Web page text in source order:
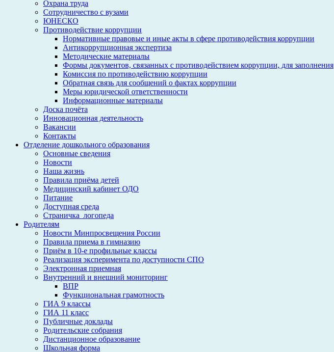
Охрана труда
Сотрудничество с вузами
ЮНЕСКО
Противодействие коррупции
Нормативные правовые и иные акты в сфере противодействия коррупции
Антикоррупционная экспертиза
Методические материалы
Формы документов, связанных с противодействием коррупции, для заполнения
Комиссия по противодействию коррупции
Обратная связь для сообщений о фактах коррупции
Меры юридической ответственности
Информационные материалы
Доска почёта
Инновационная деятельность
Вакансии
Контакты
Отделение дошкольного образования
Основные сведения
Новости
Наша жизнь
Правила приёма детей
Медицинский кабинет ОДО
Питание
Доступная среда
Страничка_логопеда
Родителям
Новости Минпросвещения России
Правила приема в гимназию
Приём в 10-е профильные классы
Реализация эксперимента по доступности СПО
Электронная приемная
Внутренний и внешний мониторинг
ВПР
Функциональная грамотность
ГИА 9 классы
ГИА 11 класс
Публичные доклады
Родительские собрания
Дистанционное образование
Школьная форма